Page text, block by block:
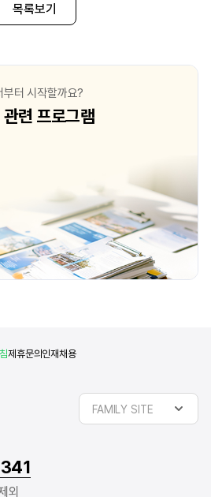
목록보기
터 시작할까요?
련 프로그램
제휴문의 인재채용
FAMILY SITE
외